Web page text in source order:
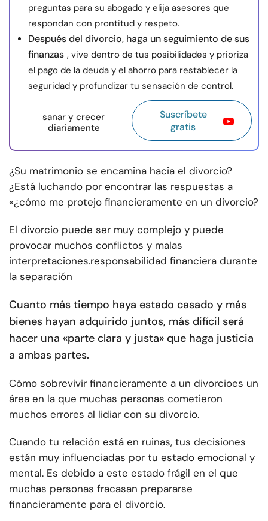
preguntas para su abogado y elija asesores que
respondan con prontitud y respeto.
Después del divorcio, haga un seguimiento de sus
finanzas , vive dentro de tus posibilidades y prioriza
el pago de la deuda y el ahorro para restablecer la
seguridad y profundizar tu sensación de control.
sanar y crecer
diariamente
Suscríbete
gratis
¿Su matrimonio se encamina hacia el divorcio?
¿Está luchando por encontrar las respuestas a
«¿cómo me protejo financieramente en un divorcio?
El divorcio puede ser muy complejo y puede
provocar muchos conflictos y malas
interpretaciones.responsabilidad financiera durante
la separación
Cuanto más tiempo haya estado casado y más
bienes hayan adquirido juntos, más difícil será
hacer una «parte clara y justa» que haga justicia
a ambas partes.
Cómo sobrevivir financieramente a un divorcioes un
área en la que muchas personas cometieron
muchos errores al lidiar con su divorcio.
Cuando tu relación está en ruinas, tus decisiones
están muy influenciadas por tu estado emocional y
mental. Es debido a este estado frágil en el que
muchas personas fracasan prepararse
financieramente para el divorcio.